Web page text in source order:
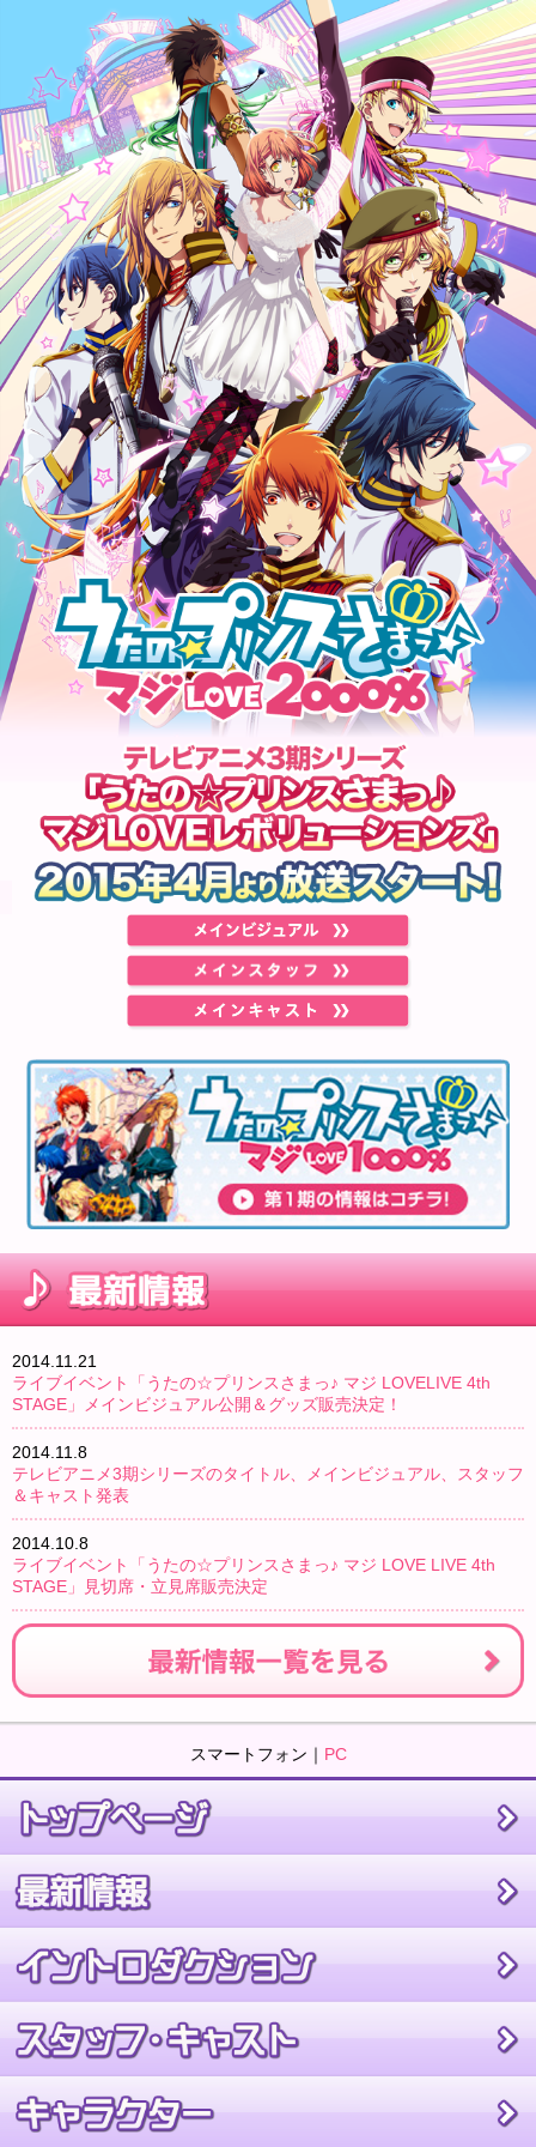
2014.11.21
ライブイベント「うたの☆プリンスさまっ♪ マジ LOVELIVE 4th
STAGE」メインビジュアル公開＆グッズ販売決定！
2014.11.8
テレビアニメ3期シリーズのタイトル、メインビジュアル、スタッフ
＆キャスト発表
2014.10.8
ライブイベント「うたの☆プリンスさまっ♪ マジ LOVE LIVE 4th
STAGE」見切席・立見席販売決定
スマートフォン｜ PC